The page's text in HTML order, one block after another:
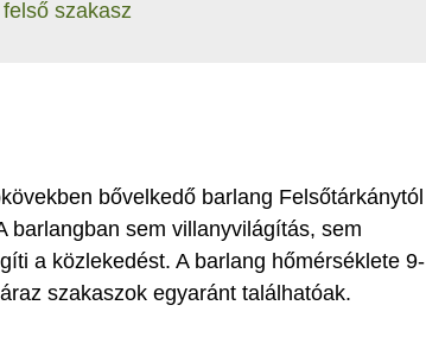
szakasz
bővelkedő barlang Felsőtárkánytól
barlangban sem villanyvilágítás, sem
a közlekedést. A barlang hőmérséklete 9-
szakaszok egyaránt találhatóak.